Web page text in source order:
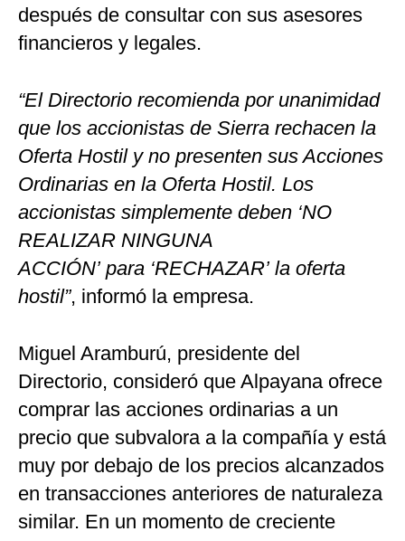
después de consultar con sus asesores
financieros y legales.
“El Directorio recomienda por unanimidad
que los accionistas de Sierra rechacen la
Oferta Hostil y no presenten sus Acciones
Ordinarias en la Oferta Hostil. Los
accionistas simplemente deben ‘NO
REALIZAR NINGUNA
ACCIÓN’ para ‘RECHAZAR’ la oferta
hostil”, informó la empresa.
Miguel Aramburú, presidente del
Directorio, consideró que Alpayana ofrece
comprar las acciones ordinarias a un
precio que subvalora a la compañía y está
muy por debajo de los precios alcanzados
en transacciones anteriores de naturaleza
similar. En un momento de creciente